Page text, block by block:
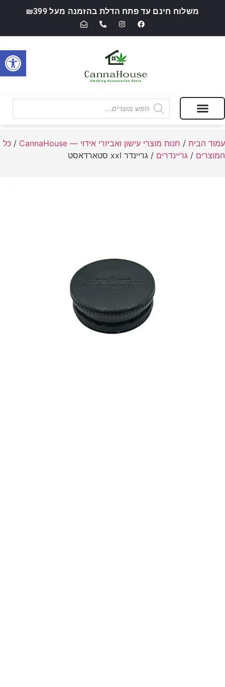
משלוח חינם עד פתח הדלת בהזמנה מעל ₪399
עמוד הבית / חנות מוצרי עישון ואביזרי אידוי — CannaHouse / כל
המוצרים / גריינדרים / גריינדר xxl סטארדאסט
פתח